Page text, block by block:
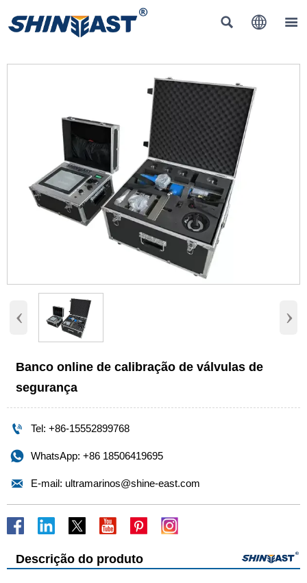
  
‹ ›
Banco online de calibração de válvulas de
segurança
 Tel: +86-15552899768
 WhatsApp: +86 18506419695
 E-mail: ultramarinos@shine-east.com
Descrição do produto